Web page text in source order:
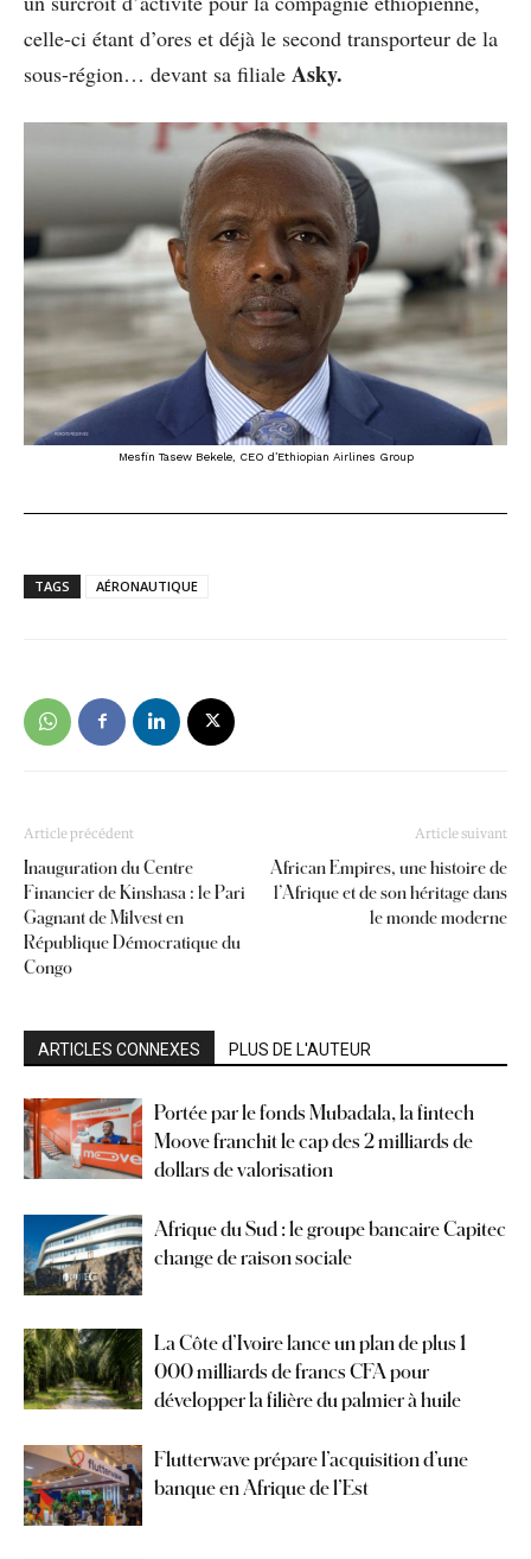
celle-ci étant d’ores et déjà le second transporteur de la
sous-région… devant sa filiale Asky.
Mesfin Tasew Bekele, CEO d’Ethiopian Airlines Group
TAGS AÉRONAUTIQUE
Article précédent
Inauguration du Centre
Financier de Kinshasa : le Pari
Gagnant de Milvest en
République Démocratique du
Congo
Article suivant
African Empires, une histoire de
l’Afrique et de son héritage dans
le monde moderne
ARTICLES CONNEXES PLUS DE L'AUTEUR
Portée par le fonds Mubadala, la fintech
Moove franchit le cap des 2 milliards de
dollars de valorisation
Afrique du Sud : le groupe bancaire Capitec
change de raison sociale
La Côte d’Ivoire lance un plan de plus 1
000 milliards de francs CFA pour
développer la filière du palmier à huile
Flutterwave prépare l’acquisition d’une
banque en Afrique de l’Est